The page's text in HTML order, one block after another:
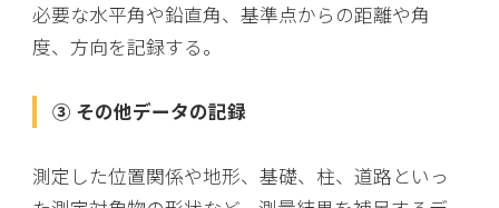
必要な水平角や鉛直角、基準点からの距離や角
度、方向を記録する。
③ その他データの記録
測定した位置関係や地形、基礎、柱、道路といっ